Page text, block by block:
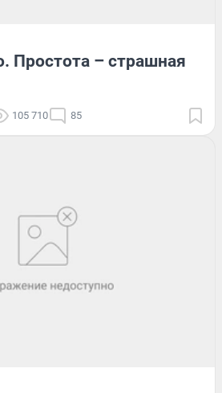
Простота – страшная
105 710 85